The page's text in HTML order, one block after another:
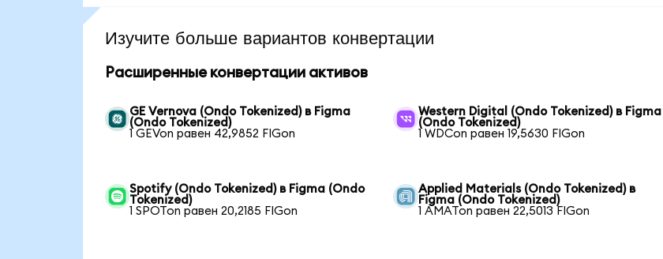
Изучите больше вариантов конвертации
Расширенные конвертации активов
GE Vernova (Ondo Tokenized) в Figma
(Ondo Tokenized)
1 GEVon равен 42,9852 FIGon
Western Digital (Ondo Tokenized) в Figma
(Ondo Tokenized)
1 WDCon равен 19,5630 FIGon
Spotify (Ondo Tokenized) в Figma (Ondo
Tokenized)
1 SPOTon равен 20,2185 FIGon
Applied Materials (Ondo Tokenized) в
Figma (Ondo Tokenized)
1 AMATon равен 22,5013 FIGon